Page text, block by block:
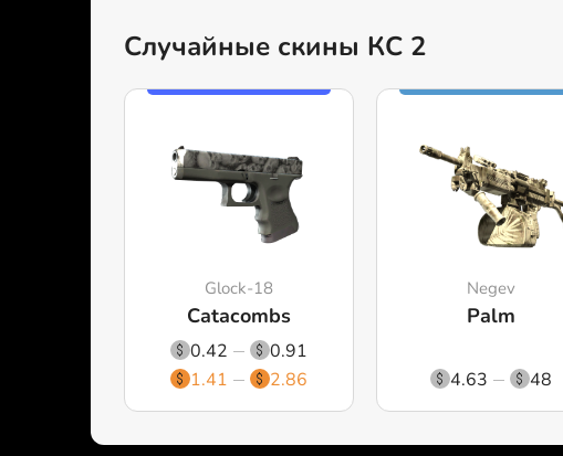
Случайные скины КС 2
Glock-18
Catacombs
0.42
0.91
1.41
2.86
Negev
Palm
4.63 48